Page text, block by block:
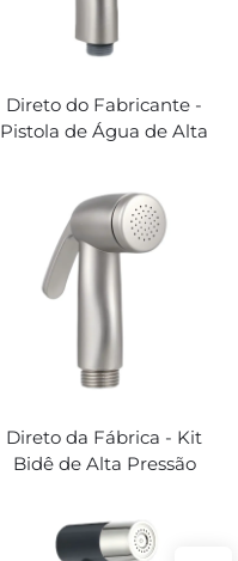
Direto do Fabricante -
Pistola de Água de Alta
Mangueira de 59
polegadas (Fácil de
Limpar)
Direto da Fábrica - Kit
Bidê de Alta Pressão
Fosco com Mangueira de
59 polegadas (Acessórios